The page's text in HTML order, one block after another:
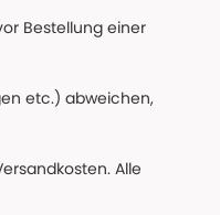
Bestellung einer
etc.) abweichen,
Alle